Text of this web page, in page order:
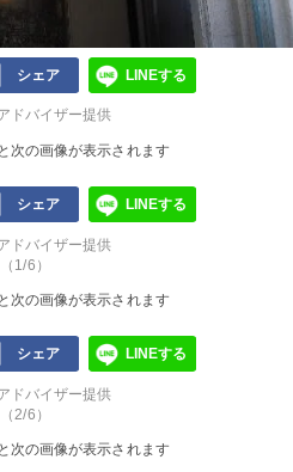
シェア LINEする
ドバイザー提供
次の画像が表示されます
シェア LINEする
ドバイザー提供
（1/6）
次の画像が表示されます
シェア LINEする
ドバイザー提供
（2/6）
次の画像が表示されます